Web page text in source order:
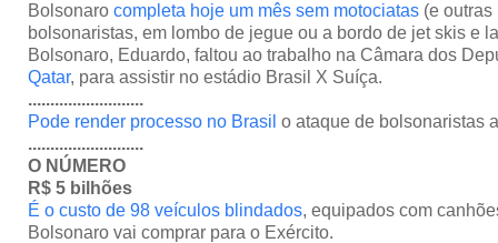
Bolsonaro completa hoje um mês sem motociatas (e
bolsonaristas, em lombo de jegue ou a bordo de jet skis e
Bolsonaro, Eduardo, faltou ao trabalho na Câmara dos
Qatar, para assistir no estádio Brasil X Suíça.
..........................
Pode render processo no Brasil o ataque de bolsonaristas
..........................
O NÚMERO
R$ 5 bilhões
É o custo de 98 veículos blindados, equipados com
Bolsonaro vai comprar para o Exército.